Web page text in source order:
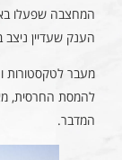
המחצבה שפעלו
הענק שעדיין
מעבר לטקסטורות
להמסת החרסית,
המדבר.